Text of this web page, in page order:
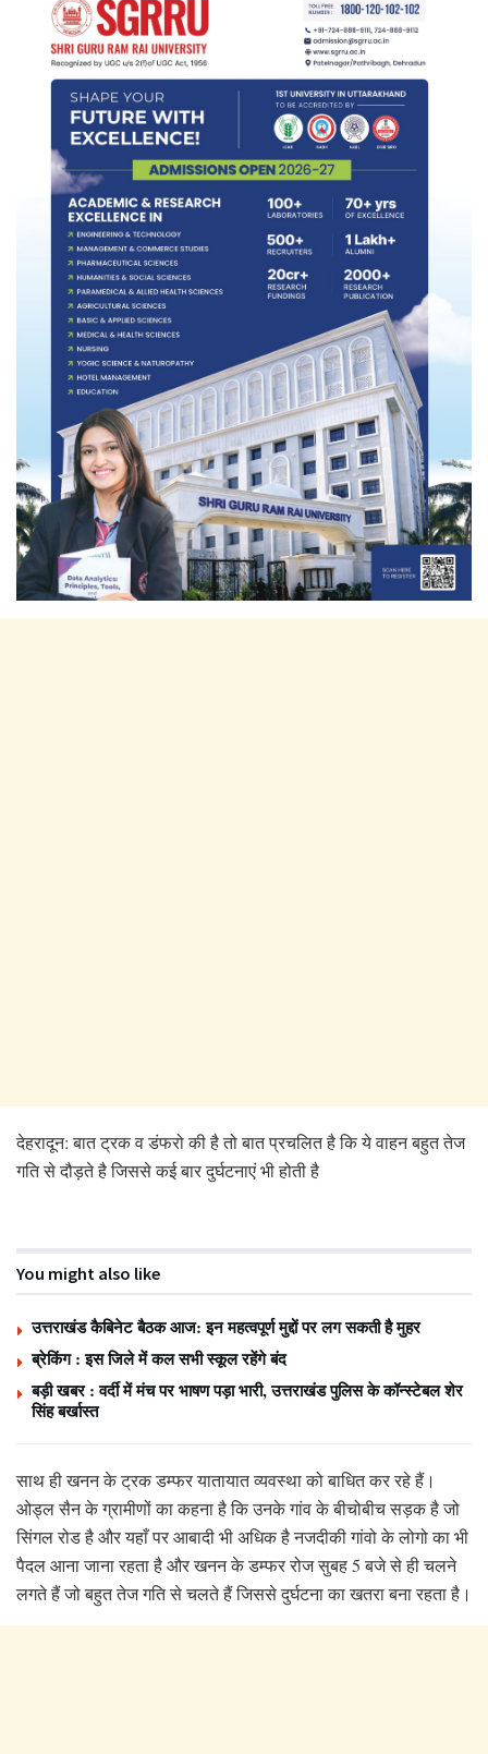
देहरादून: बात ट्रक व डंफरो की है तो बात प्रचलित है कि ये वाहन बहुत तेज
गति से दौड़ते है जिससे कई बार दुर्घटनाएं भी होती है
You might also like
उत्तराखंड कैबिनेट बैठक आज: इन महत्वपूर्ण मुद्दों पर लग सकती है मुहर
ब्रेकिंग : इस जिले में कल सभी स्कूल रहेंगे बंद
बड़ी खबर : वर्दी में मंच पर भाषण पड़ा भारी, उत्तराखंड पुलिस के कॉन्स्टेबल शेर
सिंह बर्खास्त
साथ ही खनन के ट्रक डम्फर यातायात व्यवस्था को बाधित कर रहे हैं।
ओड्ल सैन के ग्रामीणों का कहना है कि उनके गांव के बीचोबीच सड़क है जो
सिंगल रोड है और यहाँ पर आबादी भी अधिक है नजदीकी गांवो के लोगो का भी
पैदल आना जाना रहता है और खनन के डम्फर रोज सुबह 5 बजे से ही चलने
लगते हैं जो बहुत तेज गति से चलते हैं जिससे दुर्घटना का खतरा बना रहता है।